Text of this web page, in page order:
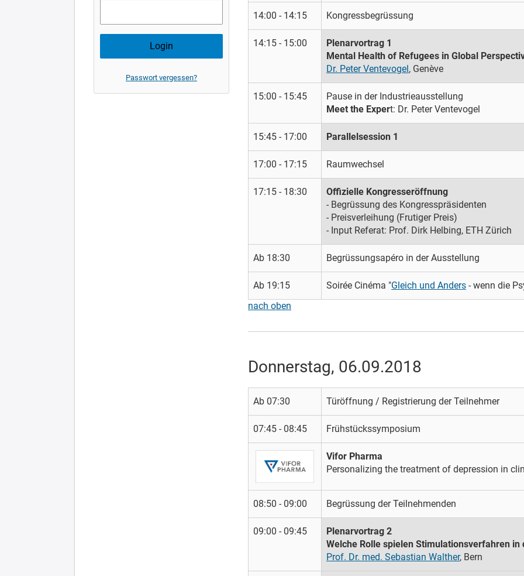
Passwort vergessen?
14:00 - 14:15 Kongressbegrüssung
14:15 - 15:00
Plenarvortrag 1
Mental Health of Refugees in Global
Dr. Peter Ventevogel , Genève
15:00 - 15:45
Pause in der Industrieausstellung
Meet the Expert: Dr. Peter Ventevogel
15:45 - 17:00 Parallelsession 1
17:00 - 17:15 Raumwechsel
17:15 - 18:30
Offizielle Kongresseröffnung
- Begrüssung des Kongresspräsidenten
- Preisverleihung (Frutiger Preis)
- Input Referat: Prof. Dirk Helbing, ETH Zürich
Ab 18:30 Begrüssungsapéro in der Ausstellung
Ab 19:15 Soirée Cinéma "Gleich und Anders - wenn die
nach oben
Donnerstag, 06.09.2018
Ab 07:30 Türöffnung / Registrierung der Teilnehmer
07:45 - 08:45 Frühstückssymposium
Vifor Pharma
Personalizing the treatment of depression in
08:50 - 09:00 Begrüssung der Teilnehmenden
09:00 - 09:45
Plenarvortrag 2
Welche Rolle spielen Stimulationsverfahren
Prof. Dr. med. Sebastian Walther, Bern